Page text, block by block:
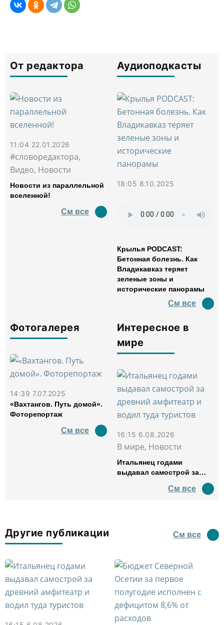
От редактора
11:04 22.01.2026
#словоредактора,
Видео, Новости
Новости из параллельной
вселенной!
См все
Аудиоподкасты
18:05 8.10.2025
Крылья PODCAST:
Бетонная болезнь. Как
Владикавказ теряет
зеленые зоны и
исторические панорамы
См все
Фотогалерея
14:39 7.07.2025
«Вахтангов. Путь домой».
Фоторепортаж
См все
Интересное в
мире
16:15 6.08.2026
В мире, Новости
Итальянец годами
выдавал самострой за
водил туда туристов
См все
Другие публикации См все